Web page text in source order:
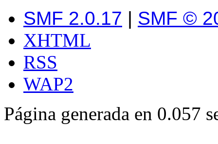
SMF 2.0.17 | SMF ©
XHTML
RSS
WAP2
Página generada en 0.057